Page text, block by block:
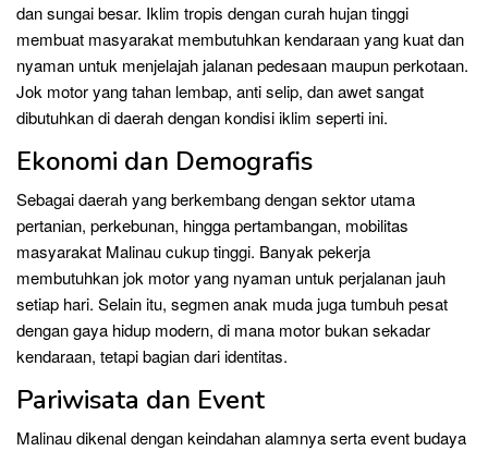
dan sungai besar. Iklim tropis dengan curah hujan tinggi
membuat masyarakat membutuhkan kendaraan yang kuat dan
nyaman untuk menjelajah jalanan pedesaan maupun perkotaan.
Jok motor yang tahan lembap, anti selip, dan awet sangat
dibutuhkan di daerah dengan kondisi iklim seperti ini.
Ekonomi dan Demografis
Sebagai daerah yang berkembang dengan sektor utama
pertanian, perkebunan, hingga pertambangan, mobilitas
masyarakat Malinau cukup tinggi. Banyak pekerja
membutuhkan jok motor yang nyaman untuk perjalanan jauh
setiap hari. Selain itu, segmen anak muda juga tumbuh pesat
dengan gaya hidup modern, di mana motor bukan sekadar
kendaraan, tetapi bagian dari identitas.
Pariwisata dan Event
Malinau dikenal dengan keindahan alamnya serta event budaya